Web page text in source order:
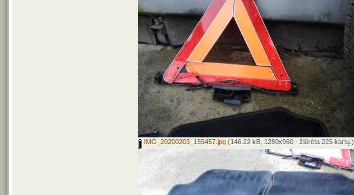
IMG_20200203_155457.jpg(146.22 kB, 1280x960 - žiūrėta 225 kartų.)